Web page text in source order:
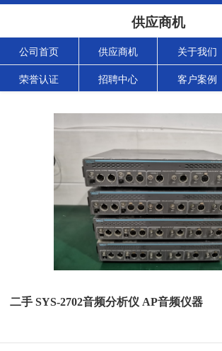
供应商机
公司首页 供应商机 关于我们
荣誉认证 招聘中心 客户案例
二手 SYS-2702音频分析仪 AP音频仪器